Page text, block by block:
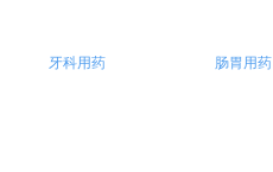
牙科用药
肠胃用药